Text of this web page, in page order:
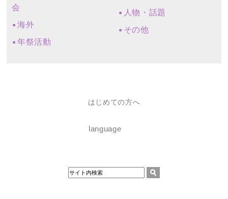
会
海外
年祭活動
人物・話題
その他
はじめての方へ
language